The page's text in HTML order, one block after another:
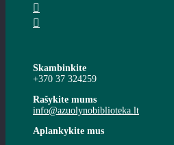
Skambinkite
+370 37 324259
Rašykite mums
info@azuolynobiblioteka.lt
Aplankykite mus